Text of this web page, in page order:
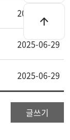
arrow_upward
2025-07-01
2025-06-29
2025-06-29
글쓰기